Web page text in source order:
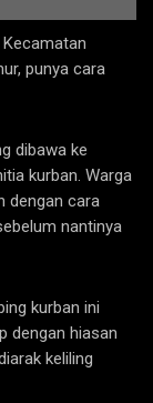
Kecamatan
punya cara
dibawa ke
kurban. Warga
dengan cara
nantinya
kurban ini
dengan hiasan
keliling